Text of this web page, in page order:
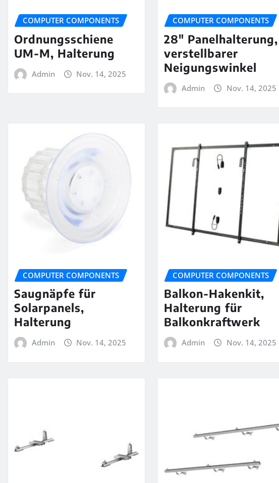
COMPUTER COMPONENTS
Ordnungsschiene
UM-M, Halterung
Admin Nov. 14, 2025
COMPUTER COMPONENTS
28″ Panelhalterung,
verstellbarer
Neigungswinkel
Admin Nov. 14, 2025
COMPUTER COMPONENTS
Saugnäpfe für
Solarpanels,
Halterung
Admin Nov. 14, 2025
COMPUTER COMPONENTS
Balkon-Hakenkit,
Halterung für
Balkonkraftwerk
Admin Nov. 14, 2025